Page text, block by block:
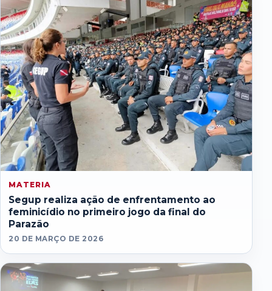
MATERIA
Segup realiza ação de enfrentamento ao
feminicídio no primeiro jogo da final do
Parazão
20 DE MARÇO DE 2026